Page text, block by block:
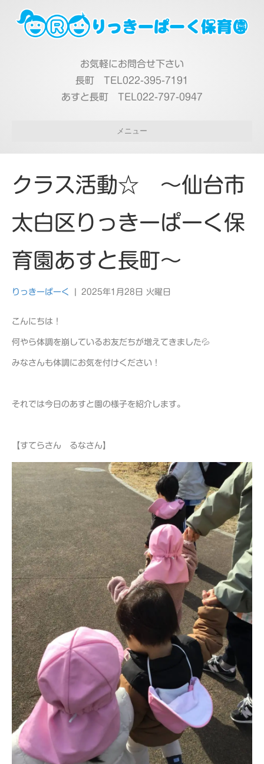
お気軽にお問合せ下さい
長町 TEL022-395-7191
あすと長町 TEL022-797-0947
メニュー
クラス活動☆ ～仙台市
太白区りっきーぱーく保
育園あすと長町～
りっきーぱーく 2025年1月28日 火曜日
こんにちは！
何やら体調を崩しているお友だちが増えてきました💦
みなさんも体調にお気を付けください！
それでは今日のあすと園の様子を紹介します。
【すてらさん るなさん】